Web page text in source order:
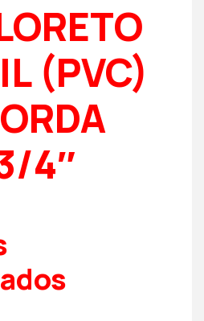
(PVC)
4″